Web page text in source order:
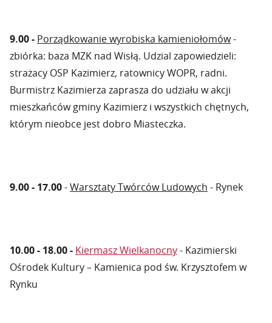
9.00 - Porządkowanie wyrobiska kamieniołomów-
zbiórka: baza MZK nad Wisłą. Udzial zapowiedzieli:
strażacy OSP Kazimierz, ratownicy WOPR, radni.
Burmistrz Kazimierza zaprasza do udziału w akcji
mieszkańców gminy Kazimierz i wszystkich chętnych,
którym nieobce jest dobro Miasteczka.
9.00 - 17.00-Warsztaty Twórców Ludowych - Rynek
10.00 - 18.00 - Kiermasz Wielkanocny- Kazimierski
Ośrodek Kultury – Kamienica pod św. Krzysztofem w
Rynku